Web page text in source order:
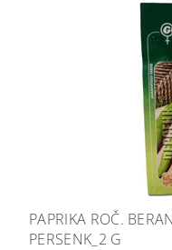
PAPRIKA ROČ.
PERSENK_2 G